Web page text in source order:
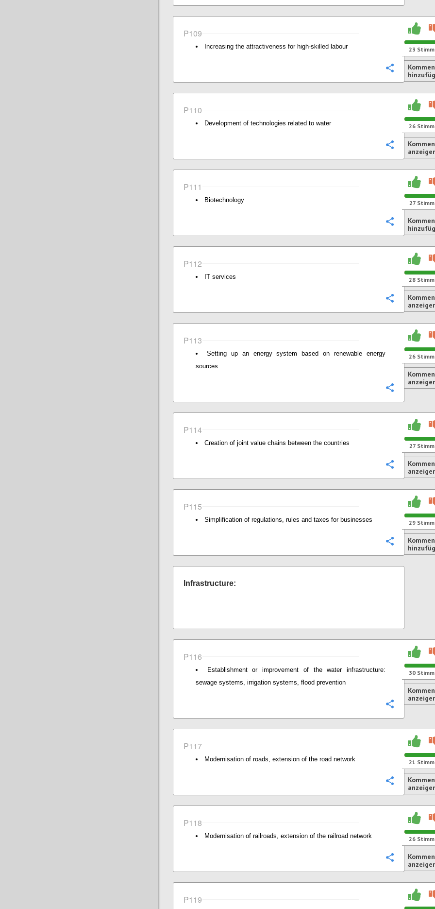
P109
Increasing the attractiveness for high-skilled labour 23
P110
Development of technologies related to water 26
P111
Biotechnology 27
P112
IT services 28
P113
Setting up an energy system based on renewable energy
sources
26
P114
Creation of joint value chains between the countries 27
P115
Simplification of regulations, rules and taxes for businesses 29
Infrastructure:
P116
Establishment or improvement of the water infrastructure:
sewage systems, irrigation systems, flood prevention
30
P117
Modernisation of roads, extension of the road network 21
P118
Modernisation of railroads, extension of the railroad network 26
P119